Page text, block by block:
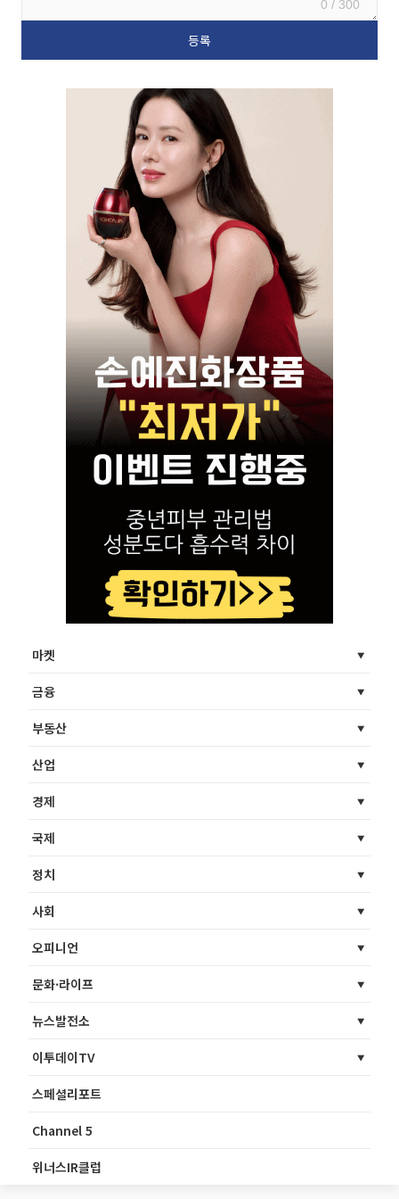
0 / 300
마켓
금융
부동산
산업
경제
국제
정치
사회
오피니언
문화·라이프
뉴스발전소
이투데이TV
스페셜리포트
Channel 5
위너스IR클럽